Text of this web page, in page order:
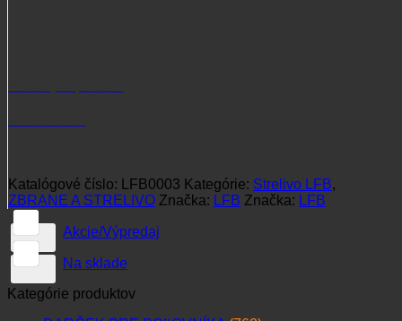
Katalógové číslo: LFB0003 Kategórie: Strelivo LFB,
ZBRANE A STRELIVO Značka: LFB Značka: LFB
Akcie/Výpredaj
Na sklade
Kategórie produktov